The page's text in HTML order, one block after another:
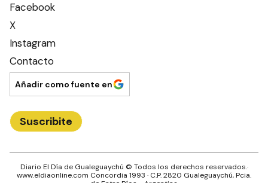
Facebook
X
Instagram
Contacto
Añadir como fuente en
Suscribite
Diario El Día de Gualeguaychú © Todos los derechos reservados.·
www.eldiaonline.com Concordia 1993 · C.P.2820 Gualeguaychú, Pcia.